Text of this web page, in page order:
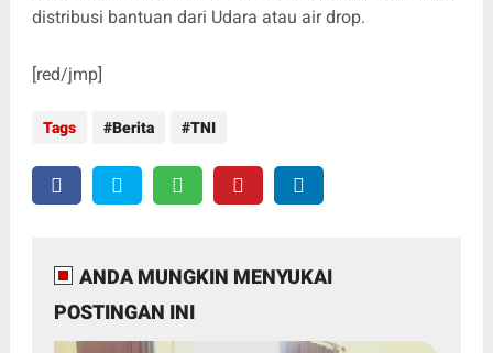
distribusi bantuan dari Udara atau air drop.
[red/jmp]
Tags Berita TNI
ANDA MUNGKIN MENYUKAI
POSTINGAN INI